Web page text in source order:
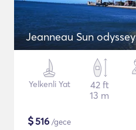
Jeanneau Sun odyssey
Yelkenli Yat
42 ft
13 m
$516 /gece